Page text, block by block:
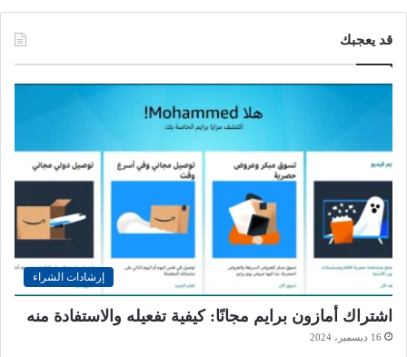
قد يعجبك
إرشادات الشراء
اشتراك أمازون برايم مجانًا: كيفية تفعيله والاستفادة منه
16 ديسمبر، 2024